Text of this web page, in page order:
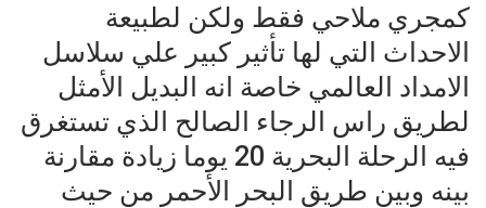
كمجري ملاحي فقط ولكن لطبيعة
الاحداث التي لها تأثير كبير علي سلاسل
الامداد العالمي خاصة انه البديل الأمثل
لطريق راس الرجاء الصالح الذي تستغرق
فيه الرحلة البحرية 20 يوما زيادة مقارنة
بينه وبين طريق البحر الأحمر من حيث